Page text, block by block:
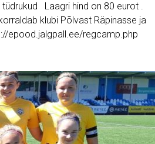
Laagri hind on 80 eurot .
klubi Põlvast Räpinasse ja
epood.jalgpall.ee/regcamp.php